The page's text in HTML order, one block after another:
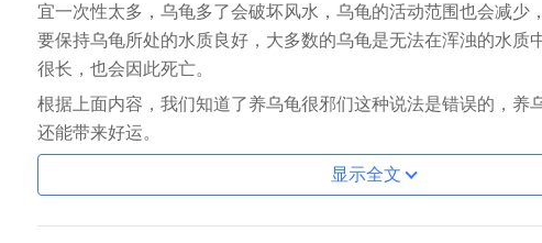
宜一次性太多，乌龟多了会破坏风水，乌龟的活动范围也会减少
要保持乌龟所处的水质良好，大多数的乌龟是无法在浑浊的水质
很长，也会因此死亡。
根据上面内容，我们知道了养乌龟很邪们这种说法是错误的，养
还能带来好运。
显示全文